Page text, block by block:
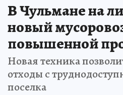
В Чульмане на
новый
повышенной
Новая техника
отходы с
поселка